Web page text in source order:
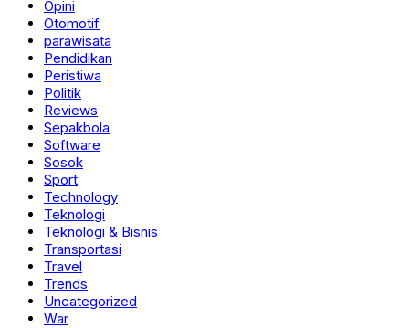
Opini
Otomotif
parawisata
Pendidikan
Peristiwa
Politik
Reviews
Sepakbola
Software
Sosok
Sport
Technology
Teknologi
Teknologi & Bisnis
Transportasi
Travel
Trends
Uncategorized
War